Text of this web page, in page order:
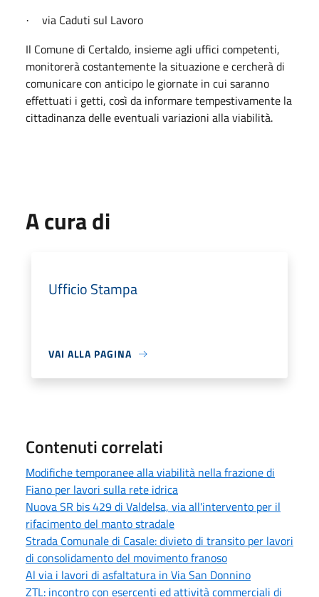
·
via Caduti sul Lavoro
Il Comune di Certaldo, insieme agli uffici competenti,
monitorerà costantemente la situazione e cercherà di
comunicare con anticipo le giornate in cui saranno
effettuati i getti, così da informare tempestivamente la
cittadinanza delle eventuali variazioni alla viabilità.
A cura di
Ufficio Stampa
VAI ALLA PAGINA
Contenuti correlati
Modifiche temporanee alla viabilità nella frazione di
Fiano per lavori sulla rete idrica
Nuova SR bis 429 di Valdelsa, via all'intervento per il
rifacimento del manto stradale
Strada Comunale di Casale: divieto di transito per lavori
di consolidamento del movimento franoso
Al via i lavori di asfaltatura in Via San Donnino
ZTL: incontro con esercenti ed attività commerciali di